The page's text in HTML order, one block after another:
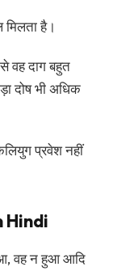
है।
वह दाग बहुत
दोष भी अधिक
प्रवेश नहीं
Hindi
वह न हुआ आदि